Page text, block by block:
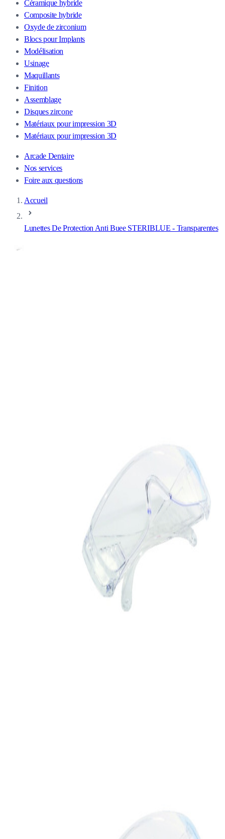
Céramique hybride
Composite hybride
Oxyde de zirconium
Blocs pour Implants
Modélisation
Usinage
Maquillants
Finition
Assemblage
Disques zircone
Matériaux pour impression 3D
Matériaux pour impression 3D
Arcade Dentaire
Nos services
Foire aux questions
Accueil
Lunettes De Protection Anti Buee STERIBLUE - Transparentes